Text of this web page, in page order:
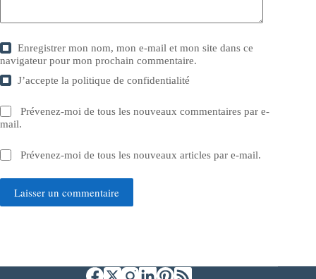
Enregistrer mon nom, mon e-mail et mon site dans ce
navigateur pour mon prochain commentaire.
J’accepte lapolitique de confidentialité
Prévenez-moi de tous les nouveaux commentaires par e-
mail.
Prévenez-moi de tous les nouveaux articles par e-mail.
Laisser un commentaire